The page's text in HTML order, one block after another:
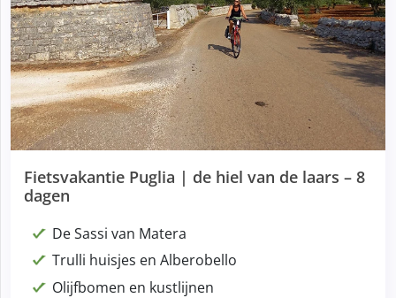
Fietsvakantie Puglia | de hiel van de laars – 8
dagen
De Sassi van Matera
Trulli huisjes en Alberobello
Olijfbomen en kustlijnen